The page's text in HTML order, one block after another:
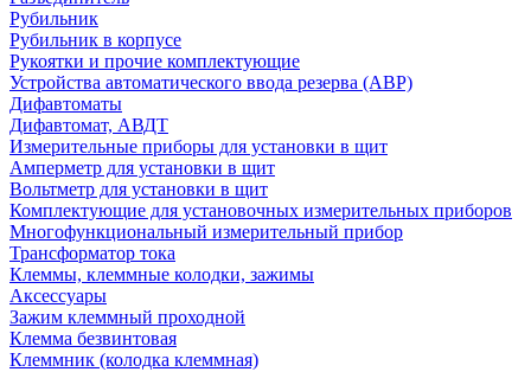
Рубильник
Рубильник в корпусе
Рукоятки и прочие комплектующие
Устройства автоматического ввода резерва (АВР)
Дифавтоматы
Дифавтомат, АВДТ
Измерительные приборы для установки в щит
Амперметр для установки в щит
Вольтметр для установки в щит
Комплектующие для установочных измерительных приборов
Многофункциональный измерительный прибор
Трансформатор тока
Клеммы, клеммные колодки, зажимы
Аксессуары
Зажим клеммный проходной
Клемма безвинтовая
Клеммник (колодка клеммная)